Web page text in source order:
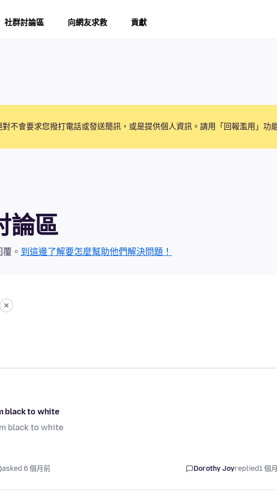
社群討論區 向網友求救 貢獻
對不會要求您撥打電話或發送簡訊，或是提供個人資訊。請用「回報濫用」功
論區
。 到這邊了解要怎麼幫助他們解決問題！
black to white
black to white
asked 6 個月前 Dorothy Joyreplied1 個